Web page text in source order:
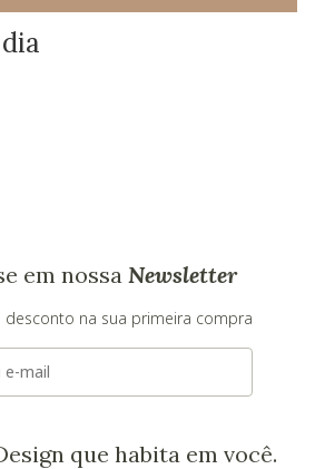
em nossa Newsletter
desconto na sua primeira compra
que habita em você.